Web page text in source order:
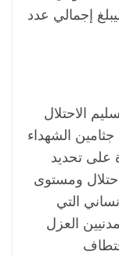
إجمالي عدد
الاحتلال
جثامين الشهداء
على تحديد
ومستوى
التي
العزل